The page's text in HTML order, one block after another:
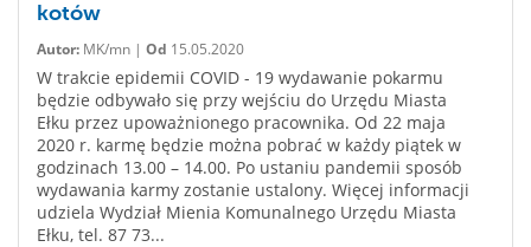
kotów
Autor: MK/mn | Od 15.05.2020
W trakcie epidemii COVID - 19 wydawanie pokarmu
będzie odbywało się przy wejściu do Urzędu Miasta
Ełku przez upoważnionego pracownika. Od 22 maja
2020 r. karmę będzie można pobrać w każdy piątek w
godzinach 13.00 – 14.00. Po ustaniu pandemii sposób
wydawania karmy zostanie ustalony. Więcej informacji
udziela Wydział Mienia Komunalnego Urzędu Miasta
Ełku, tel. 87 73...